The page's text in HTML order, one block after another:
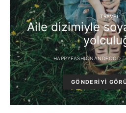
TRAVEL
Aile dizimiyle
HAPPYFASHIONANDFOOD
GÖNDERIYI